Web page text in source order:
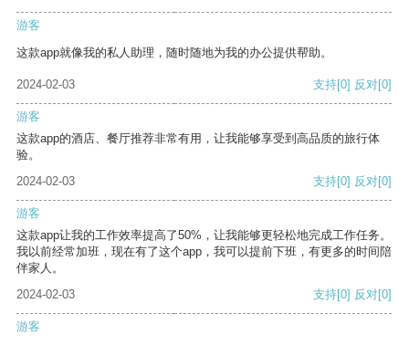
游客
这款app就像我的私人助理，随时随地为我的办公提供帮助。
2024-02-03 支持[0] 反对[0]
游客
这款app的酒店、餐厅推荐非常有用，让我能够享受到高品质的旅行体
验。
2024-02-03
支持[0] 反对[0]
游客
这款app让我的工作效率提高了50%，让我能够更轻松地完成工作任务。
我以前经常加班，现在有了这个app，我可以提前下班，有更多的时间陪
伴家人。
2024-02-03
支持[0] 反对[0]
游客